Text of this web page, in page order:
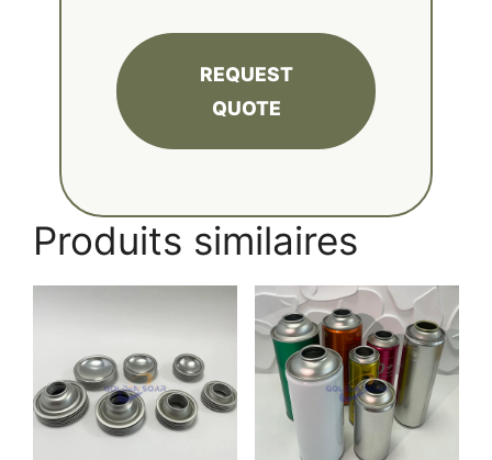
REQUEST
QUOTE
Produits similaires